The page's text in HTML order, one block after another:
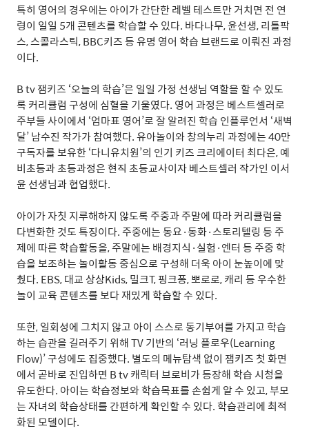
특히 영어의 경우에는 아이가 간단한 레벨 테스트만 거치면 전 연
령이 일일 5개 콘텐츠를 학습할 수 있다. 바다나무,윤선생,리틀팍
스,스콜라스틱, BBC키즈 등 유명 영어 학습 브랜드로 이뤄진 과정
이다.
B tv잼키즈 ‘오늘의 학습’은 일일 가정 선생님 역할을 할 수 있도
록 커리큘럼 구성에 심혈을 기울였다. 영어 과정은 베스트셀러로
주부들 사이에서 ‘엄마표 영어’로 잘 알려진 학습 인플루언서 ‘새벽
달’남수진 작가가 참여했다.유아놀이와 창의누리 과정에는40만
구독자를 보유한‘다니유치원’의 인기 키즈 크리에이터 최다은,예
비초등과 초등과정은 현직 초등교사이자 베스트셀러 작가인 이서
윤 선생님과 협업했다.
아이가 자칫 지루해하지 않도록 주중과 주말에 따라 커리큘럼을
다변화한 것도 특징이다.주중에는 동요·동화·스토리텔링 등 주
제에 따른 학습활동을,주말에는 배경지식 ·실험 ·엔터 등 주중 학
습을 보조하는 놀이활동 중심으로 구성해 더욱 아이 눈높이에 맞
췄다. EBS,대교 상상Kids,밀크T,핑크퐁,뽀로로,캐리 등 우수한
놀이 교육 콘텐츠를 보다 재밌게 학습할 수 있다.
또한,일회성에 그치지 않고 아이 스스로 동기부여를 가지고 학습
하는 습관을 길러주기 위해TV기반의 ‘러닝 플로우(Learning
Flow)’구성에도 집중했다. 별도의 메뉴탐색 없이 잼키즈 첫 화면
에서 곧바로 진입하면 B tv캐릭터 브로비가 등장해 학습 시청을
유도한다. 아이는 학습정보와 학습목표를 손쉽게 알 수 있고,부모
는 자녀의 학습상태를 간편하게 확인할 수 있다.학습관리에 최적
화된 모델이다.